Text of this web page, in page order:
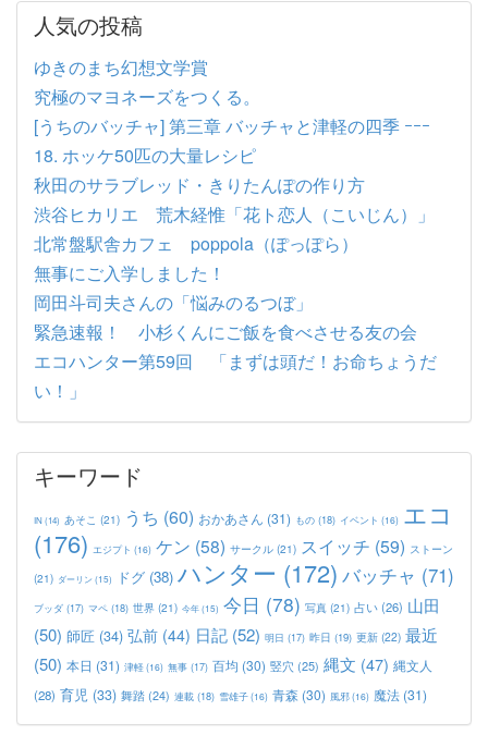
人気の投稿
ゆきのまち幻想文学賞
究極のマヨネーズをつくる。
[うちのバッチャ] 第三章 バッチャと津軽の四季 ｰｰｰ
18. ホッケ50匹の大量レシピ
秋田のサラブレッド・きりたんぽの作り方
渋谷ヒカリエ 荒木経惟「花ト恋人（こいじん）」
北常盤駅舎カフェ poppola（ぽっぽら）
無事にご入学しました！
岡田斗司夫さんの「悩みのるつぼ」
緊急速報！ 小杉くんにご飯を食べさせる友の会
エコハンター第59回 「まずは頭だ！お命ちょうだ
い！」
キーワード
IN(14) あそこ (21) うち (60) おかあさん (31) もの (18) イベント (16) エコ
(176) エジプト (16) ケン (58) サークル (21) スイッチ (59) ストーン
(21) ダーリン(15) ドグ (38) ハンター (172) バッチャ (71)
ブッダ (17) マペ (18) 世界 (21) 今年(15) 今日 (78) 写真 (21) 占い(26) 山田
(50) 師匠 (34) 弘前 (44) 日記 (52) 明日 (17) 昨日 (19) 更新 (22) 最近
(50) 本日 (31) 津軽(16) 無事 (17) 百均 (30) 竪穴 (25) 縄文 (47) 縄文人
(28) 育児 (33) 舞踏 (24) 連載 (18) 雪雄子(16) 青森 (30) 風邪(16) 魔法 (31)